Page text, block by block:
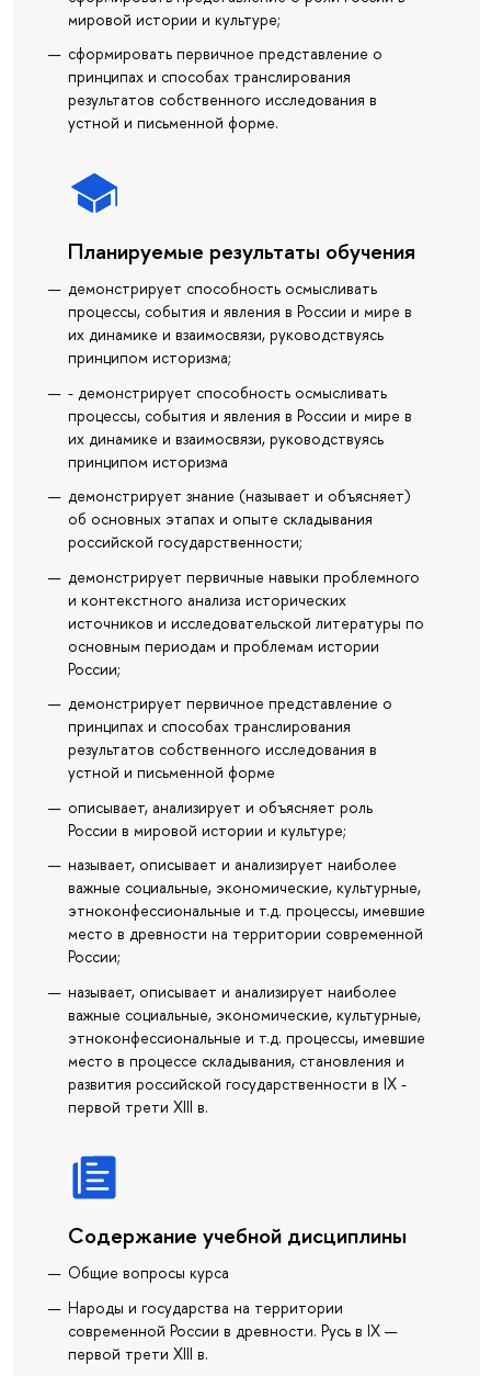
мировой истории и культуре;
сформировать первичное представление о
принципах и способах транслирования
результатов собственного исследования в
устной и письменной форме.
Планируемые результаты обучения
демонстрирует способность осмысливать
процессы, события и явления в России и мире в
их динамике и взаимосвязи, руководствуясь
принципом историзма;
- демонстрирует способность осмысливать
процессы, события и явления в России и мире в
их динамике и взаимосвязи, руководствуясь
принципом историзма
демонстрирует знание (называет и объясняет)
об основных этапах и опыте складывания
российской государственности;
демонстрирует первичные навыки проблемного
и контекстного анализа исторических
источников и исследовательской литературы по
основным периодам и проблемам истории
России;
демонстрирует первичное представление о
принципах и способах транслирования
результатов собственного исследования в
устной и письменной форме
описывает, анализирует и объясняет роль
России в мировой истории и культуре;
называет, описывает и анализирует наиболее
важные социальные, экономические, культурные,
этноконфессиональные и т.д. процессы, имевшие
место в древности на территории современной
России;
называет, описывает и анализирует наиболее
важные социальные, экономические, культурные,
этноконфессиональные и т.д. процессы, имевшие
место в процессе складывания, становления и
развития российской государственности в IX -
первой трети XIII в.
Содержание учебной дисциплины
Общие вопросы курса
Народы и государства на территории
современной России в древности. Русь в IX —
первой трети XIII в.